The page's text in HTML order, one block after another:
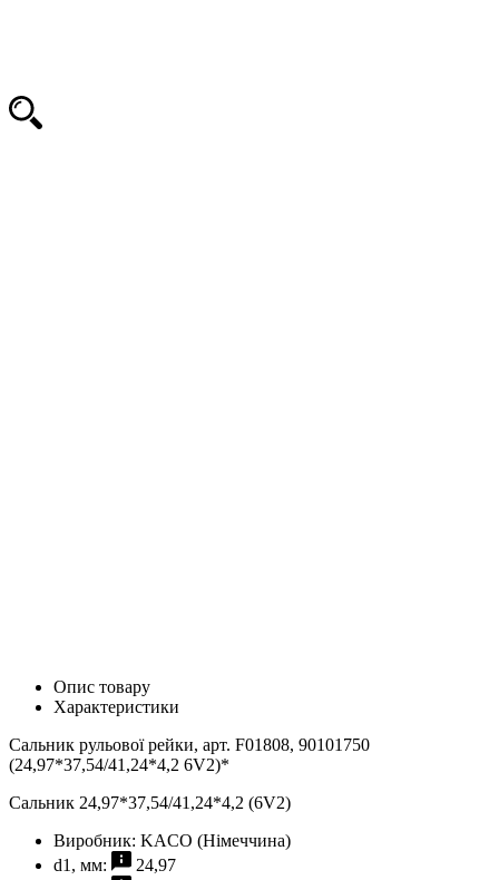
Опис товару
Характеристики
Сальник рульової рейки, арт. F01808, 90101750
(24,97*37,54/41,24*4,2 6V2)*
Сальник 24,97*37,54/41,24*4,2 (6V2)
Виробник: KACO (Німеччина)
d1, мм:
24,97